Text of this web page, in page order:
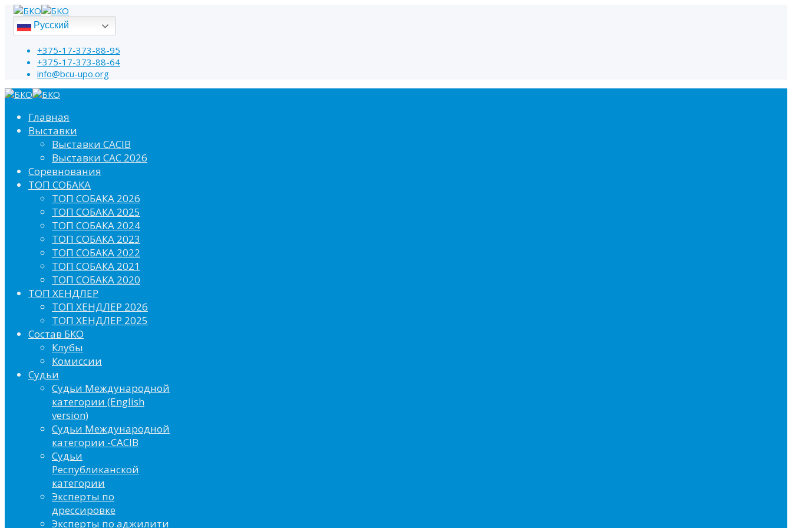
Русский
+375-17-373-88-95
+375-17-373-88-64
info@bcu-upo.org
Главная
Выставки
Выставки CACIB
Выставки САС 2026
Соревнования
ТОП СОБАКА
ТОП СОБАКА 2026
ТОП СОБАКА 2025
ТОП СОБАКА 2024
ТОП СОБАКА 2023
ТОП СОБАКА 2022
ТОП СОБАКА 2021
ТОП СОБАКА 2020
ТОП ХЕНДЛЕР
ТОП ХЕНДЛЕР 2026
ТОП ХЕНДЛЕР 2025
Состав БКО
Клубы
Комиссии
Судьи
Судьи Международной
категории (English
version)
Судьи Международной
категории -CACIB
Судьи
Республиканской
категории
Эксперты по
дрессировке
Эксперты по аджилити